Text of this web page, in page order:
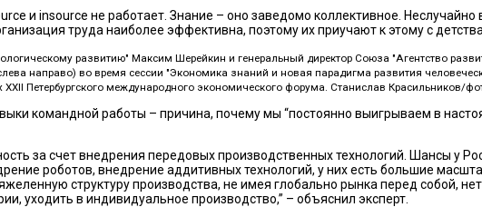
и insource не работает. Знание – оно заведомо коллективное.
труда наиболее эффективна, поэтому их приучают к этому с
развитию" Максим Шерейкин и генеральный директор Союза "Агентство
направо) во время сессии "Экономика знаний и новая парадигма развития
Петербургского международного экономического форума. Станислав Красильников/
командной работы – причина, почему мы “постоянно выигрываем в
за счет внедрения передовых производственных технологий. Шансы у
роботов, внедрение аддитивных технологий, у них есть большие
структуру производства, не имея глобально рынка перед собой,
уходить в индивидуальное производство,” – объяснил эксперт.